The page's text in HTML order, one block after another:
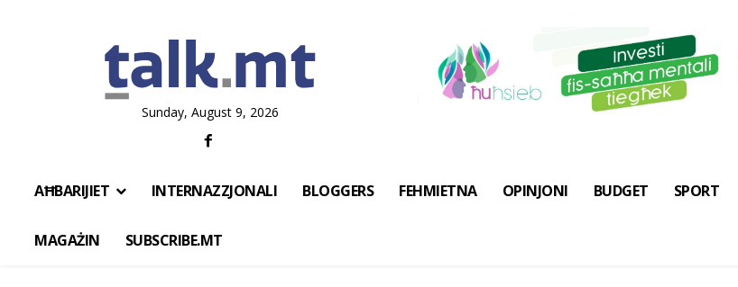
Sunday, August 9, 2026
AĦBARIJIET INTERNAZZJONALI BLOGGERS FEHMIETNA OPINJONI BUDGET SPORT
MAGAŻIN SUBSCRIBE.MT